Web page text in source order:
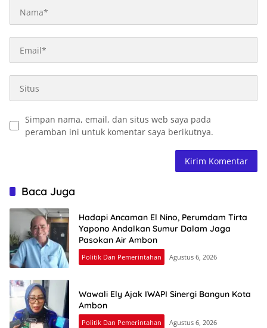
Simpan nama, email, dan situs web saya pada
peramban ini untuk komentar saya berikutnya.
Baca Juga
Hadapi Ancaman El Nino, Perumdam Tirta
Yapono Andalkan Sumur Dalam Jaga
Pasokan Air Ambon
Politik Dan Pemerintahan Agustus 6, 2026
Wawali Ely Ajak IWAPI Sinergi Bangun Kota
Ambon
Politik Dan Pemerintahan Agustus 6, 2026